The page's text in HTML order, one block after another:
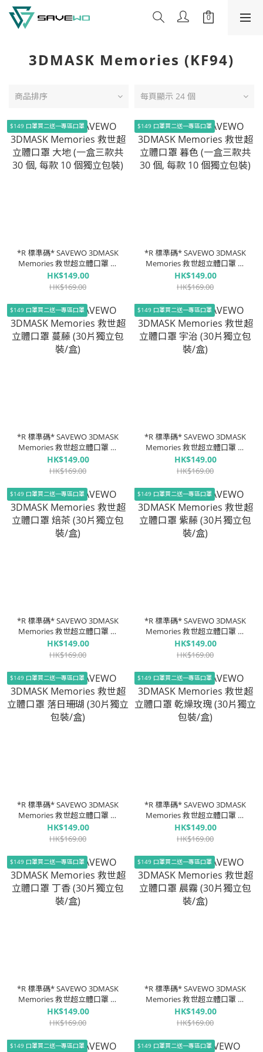
3DMASK Memories (KF94)
商品排序 每頁顯示 24 個
$149 口罩買二送一專區口罩
*R 標準碼* SAVEWO 3DMASK
Memories 救世超立體口罩 大
地 (一盒三款共 30 個, 每款 10
個獨立包裝)
HK$149.00
HK$169.00
$149 口罩買二送一專區口罩
*R 標準碼* SAVEWO 3DMASK
Memories 救世超立體口罩 暮
色 (一盒三款共 30 個, 每款 10
個獨立包裝)
HK$149.00
HK$169.00
$149 口罩買二送一專區口罩
*R 標準碼* SAVEWO 3DMASK
Memories 救世超立體口罩 蔓
藤 (30片獨立包裝/盒)
HK$149.00
HK$169.00
$149 口罩買二送一專區口罩
*R 標準碼* SAVEWO 3DMASK
Memories 救世超立體口罩 宇
治 (30片獨立包裝/盒)
HK$149.00
HK$169.00
$149 口罩買二送一專區口罩
*R 標準碼* SAVEWO 3DMASK
Memories 救世超立體口罩 焙
茶 (30片獨立包裝/盒)
HK$149.00
HK$169.00
$149 口罩買二送一專區口罩
*R 標準碼* SAVEWO 3DMASK
Memories 救世超立體口罩 紫
藤 (30片獨立包裝/盒)
HK$149.00
HK$169.00
$149 口罩買二送一專區口罩
*R 標準碼* SAVEWO 3DMASK
Memories 救世超立體口罩 落
日珊瑚 (30片獨立包裝/盒)
HK$149.00
HK$169.00
$149 口罩買二送一專區口罩
*R 標準碼* SAVEWO 3DMASK
Memories 救世超立體口罩 乾
燥玫瑰 (30片獨立包裝/盒)
HK$149.00
HK$169.00
$149 口罩買二送一專區口罩
*R 標準碼* SAVEWO 3DMASK
Memories 救世超立體口罩 丁
香 (30片獨立包裝/盒)
HK$149.00
HK$169.00
$149 口罩買二送一專區口罩
*R 標準碼* SAVEWO 3DMASK
Memories 救世超立體口罩 晨
霧 (30片獨立包裝/盒)
HK$149.00
HK$169.00
$149 口罩買二送一專區口罩 $149 口罩買二送一專區口罩